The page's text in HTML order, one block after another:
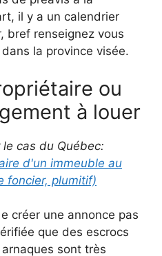
il y a un calendrier
bref renseignez vous
la province visée.
ou
à louer
cas du Québec:
d'un immeuble au
foncier, plumitif)
créer une annonce pas
que des escrocs
sont très